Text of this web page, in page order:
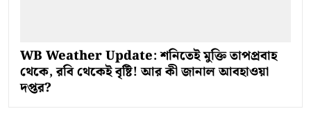
WB Weather Update: শনিতেই মুক্তি তাপপ্রবাহ
থেকে, রবি থেকেই বৃষ্টি! আর কী জানাল আবহাওয়া
দপ্তর?